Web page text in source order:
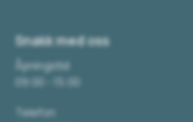
Snakk med oss
Åpningstid
09:00 - 15:00
Telefon